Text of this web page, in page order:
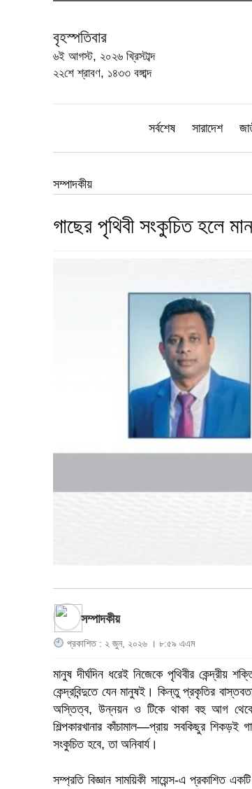
বৃহস্পতিবার
৬ই আগস্ট, ২০২৬ খ্রিস্টাব্দ
২২শে শ্রাবণ, ১৪৩৩ বঙ্গাব্দ
সর্বশেষ সারাদেশ
সম্পাদকীয়
গাছের পৃথিবী সংকুচিত হলে
সম্পাদকীয়
প্রকাশিত : ২ জুন, ২০২৬ । ৮:৫৯ এএম
মানুষ দীর্ঘদিন ধরেই নিজেকে পৃথিবীর কেন্দ্রীয়
কেন্দ্রবিন্দুতে যেন মানুষই। কিন্তু প্রকৃতির
অস্তিত্ব, উন্নয়ন ও টিকে থাকা বহু আগ
শিল্পকারখানার কাঁচামাল—প্রায় সবকিছুর
সংকুচিত হবে, তা অনিবার্য।
সম্প্রতি বিজ্ঞান সাময়িকী সায়েন্স-এ প্রকাশিত